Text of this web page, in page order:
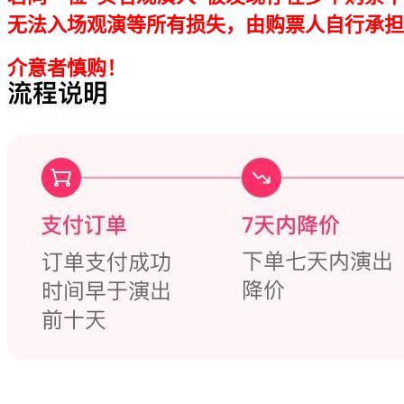
无法入场观演等所有损失，由购票人自行承
介意者慎购！